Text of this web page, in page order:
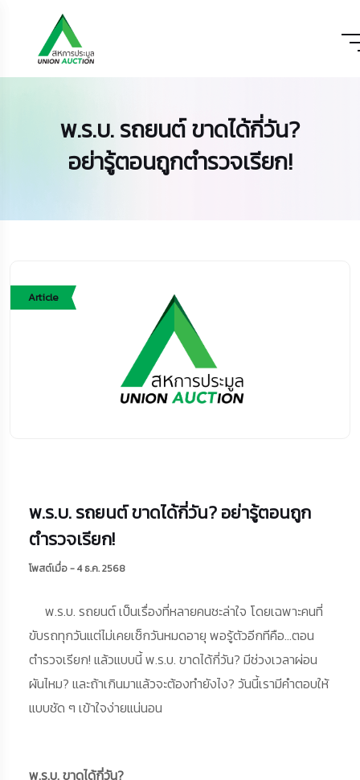
พ.ร.บ. รถยนต์ ขาดได้กี่วัน?
อย่ารู้ตอนถูกตำรวจเรียก!
Article
พ.ร.บ. รถยนต์ ขาดได้กี่วัน? อย่ารู้ตอนถูก
ตำรวจเรียก!
โพสต์เมื่อ - 4 ธ.ค. 2568
พ.ร.บ. รถยนต์ เป็นเรื่องที่หลายคนชะล่าใจ โดยเฉพาะคนที่
ขับรถทุกวันแต่ไม่เคยเช็กวันหมดอายุ พอรู้ตัวอีกทีคือ...ตอน
ตำรวจเรียก! แล้วแบบนี้ พ.ร.บ. ขาดได้กี่วัน? มีช่วงเวลาผ่อน
ผันไหม? และถ้าเกินมาแล้วจะต้องทำยังไง? วันนี้เรามีคำตอบให้
แบบชัด ๆ เข้าใจง่ายแน่นอน
พ.ร.บ. ขาดได้กี่วัน?